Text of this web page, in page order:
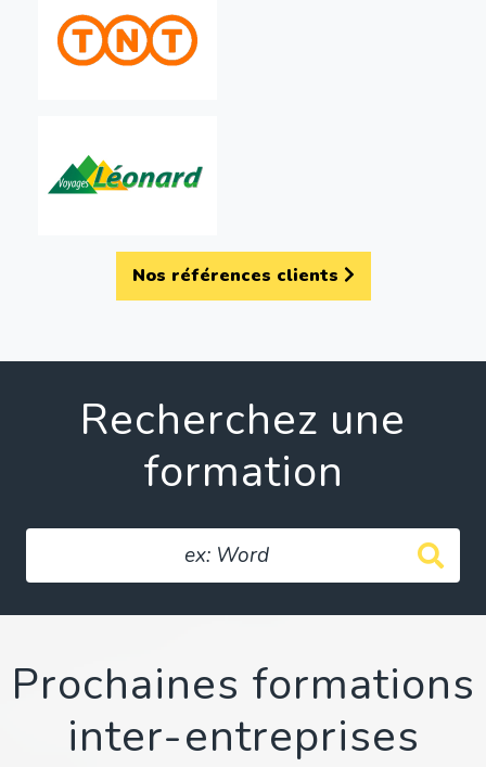
Nos références clients
Recherchez une
formation
Prochaines formations
inter-entreprises